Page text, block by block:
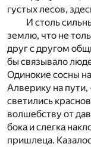
густых лесов,
И столь
землю, что не
друг с другом
бы связывало
Одинокие сосны
Алверику на
светились
волшебству от
бока и слегка
пришлеца.